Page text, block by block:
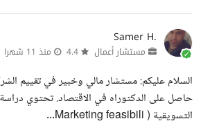
Samer H.
مستشار أعمال منذ 11 شهرا
السلام عليكم: مستشار مالي وخبير في تقييم
حاصل على الدكتوراه في الاقتصاد. تحتوي
التسويقية ( Marketing feasibili...